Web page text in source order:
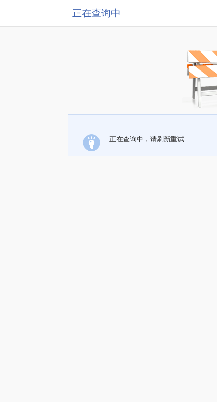
正在查询中
正在查询中，请刷新重试